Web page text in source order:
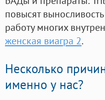
повысят
работу многих
женская виагра 2.
Несколько
именно у нас?